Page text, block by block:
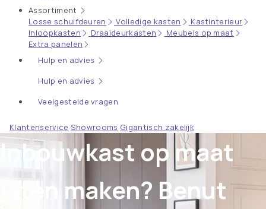
Assortiment
Losse schuifdeuren
Volledige kasten
Kastinterieur
Inloopkasten
Draaideurkasten
Meubels op maat
Extra panelen
Hulp en advies
Hulp en advies
Veelgestelde vragen
Klantenservice Showrooms Gigantisch zakelijk
Inbouwkast op maat
laten maken? Benut